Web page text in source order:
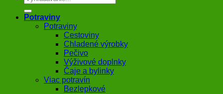
Potraviny
Potraviny
Cestoviny
Chladené výrobky
Pečivo
Výživové doplnky
Čaje a bylinky
Viac potravín
Bezlepkové